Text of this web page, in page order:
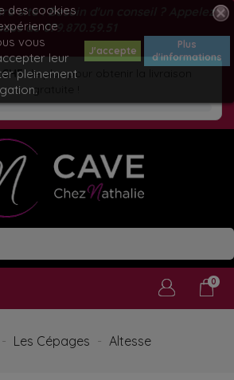
site ! Besoin d'un conseil ? Appelez
au 079.870.59.51
de plus pour obtenir la livraison
gratuite !
des cookies
vous
leur
pleinement
J'accepte
Plus
d'informations
0
Les Cépages Altesse